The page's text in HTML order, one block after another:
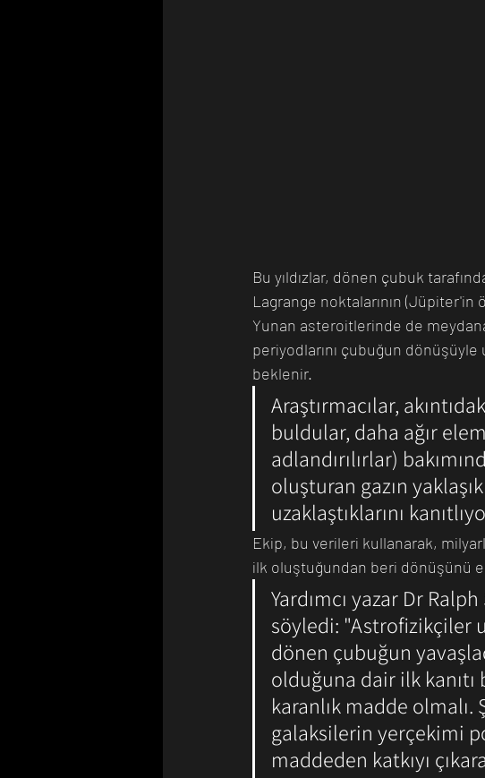
Bu yıldızlar, dönen çubuk
Lagrange noktalarının
Yunan asteroitlerinde de
periyodlarını çubuğun
beklenir.
Araştırmacılar,
buldular, daha ağır
adlandırılırlar)
oluşturan gazın
uzaklaştıklarını
Ekip, bu verileri kullanarak,
ilk oluştuğundan beri dönüşünü
Yardımcı yazar Dr
söyledi: "Astrofizikçiler
dönen çubuğun
olduğuna dair ilk kanıtı
karanlık madde
galaksilerin yerçekimi
maddeden katkıyı